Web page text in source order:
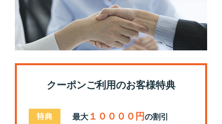
クーポンご利用のお客様特典
最大 １００００円の割引